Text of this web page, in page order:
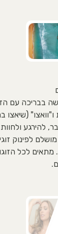
בבריכה עם
(שיאצו
להירגע ולחוות
לפינוק
מתאים לכל